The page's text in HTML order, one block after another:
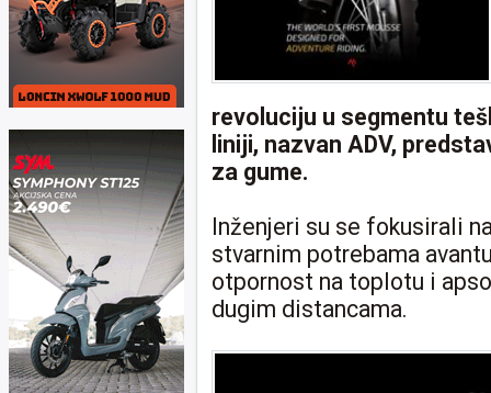
revoluciju u segmentu
liniji, nazvan ADV,
za gume.
Inženjeri su se fokusirali
stvarnim potrebama
otpornost na toplotu i
dugim distancama.